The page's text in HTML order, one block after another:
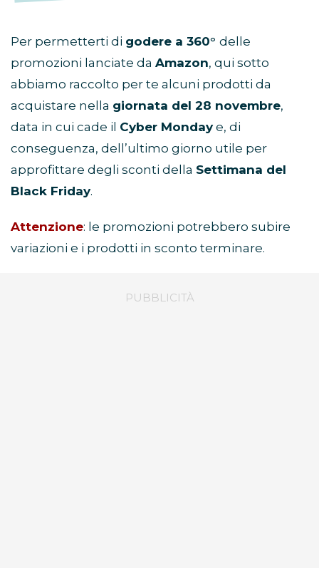
Per permetterti di godere a 360° delle
promozioni lanciate da Amazon, qui sotto
abbiamo raccolto per te alcuni prodotti da
acquistare nella giornata del 28 novembre,
data in cui cade il Cyber Mondaye, di
conseguenza, dell’ultimo giorno utile per
approfittare degli sconti della Settimana del
Black Friday.
Attenzione: le promozioni potrebbero subire
variazioni e i prodotti in sconto terminare.